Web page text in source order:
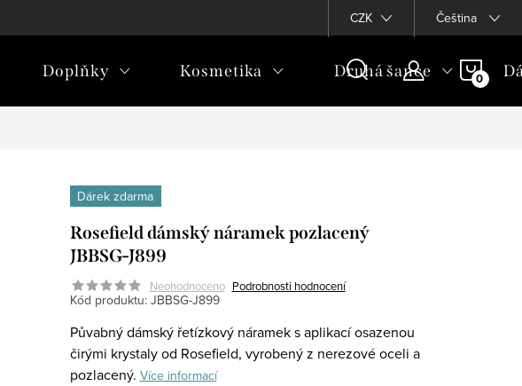
CZK Čeština
Doplňky Kosmetika Druhá šance
Dárek zdarma
Rosefield dámský náramek pozlacený
JBBSG-J899
Neohodnoceno Podrobnosti hodnocení
Kód produktu: JBBSG-J899
Půvabný dámský řetízkový náramek s aplikací osazenou
čirými krystaly od Rosefield, vyrobený z nerezové oceli a
pozlacený. Více informací